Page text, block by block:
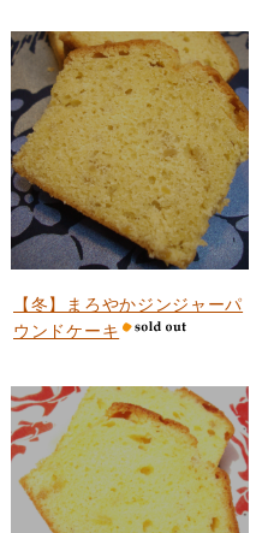
【冬】まろやかジンジャーパ
ウンドケーキ